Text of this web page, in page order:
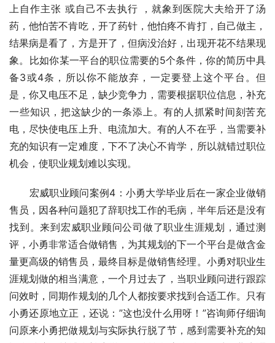
上自作主张 或自己不去执行 ，就象到医院大夫给开了汤
药，他怕苦不肯吃，开了药针，他怕疼不肯打，自己做主，
结果病是看了，方是开了，但病没治好，出现开花不结果现
象。比如你某一平台的职位需要的5个条件，你的简历中具
备3或4条，所以你不能放弃，一定要登上这个平台。但
是，你又电压不足，缺少竞争力，需要根据职位信息，补充
一些知识，把这缺少的一条添上。有的人抓紧时间刻苦充
电，尽快使电压上升、电流加大。有的人不在乎，当需要补
充的知识有一定难度，下不了决心不肯学，所以就错过职位
机会，使职业规划难以实现。
宏威职业顾问案例4：小勇大学毕业后在一家企业做销
售员，因各种问题犯了辞职找工作的毛病，半年后还是没有
找到。来到宏威职业顾问公司做了职业生涯规划，通过测
评，小勇非常适合做销售，为其规划的下一个平台是做含金
量更高级的销售员，最终目标是做销售经理。小勇对职业生
涯规划做的相当满意，一个月过去了，当职业顾问进行跟踪
问效时，同期作规划的几个人都按要求找到合适工作。只有
小勇还原地立正，还说：”这也没什么用呀！”咨询师仔细询
问原来小勇把做规划与实际执行脱了节，感到需要补充的知